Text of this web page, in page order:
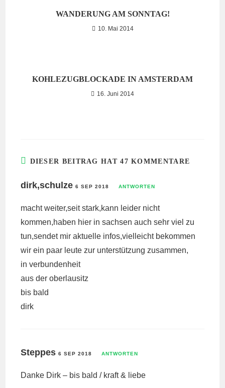
WANDERUNG AM SONNTAG!
10. Mai 2014
KOHLEZUGBLOCKADE IN AMSTERDAM
16. Juni 2014
DIESER BEITRAG HAT 47 KOMMENTARE
dirk,schulze6 SEP 2018 ANTWORTEN
macht weiter,seit stark,kann leider nicht
kommen,haben hier in sachsen auch sehr viel zu
tun,sendet mir aktuelle infos,vielleicht bekommen
wir ein paar leute zur unterstützung zusammen,
in verbundenheit
aus der oberlausitz
bis bald
dirk
Steppes6 SEP 2018 ANTWORTEN
Danke Dirk – bis bald / kraft & liebe